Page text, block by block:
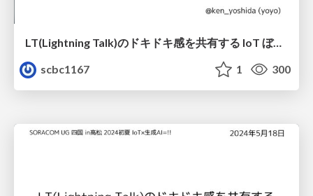
LT(Lightning Talk)のドキドキ感を共有する IoT ぼっとを作った話
scbc1167
1 300